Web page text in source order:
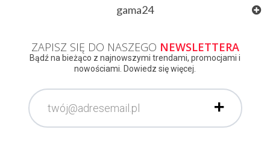
gama24
ZAPISZ SIĘ DO NASZEGO NEWSLETTERA
Bądź na bieżąco z najnowszymi trendami, promocjami i
nowościami. Dowiedz się więcej.